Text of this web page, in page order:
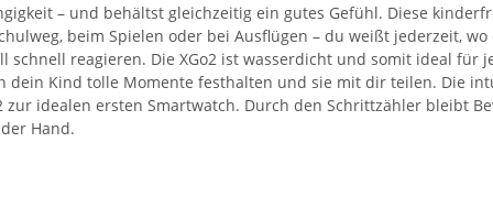
– und behältst gleichzeitig ein gutes Gefühl. Diese
beim Spielen oder bei Ausflügen – du weißt jederzeit,
reagieren. Die XGo2 ist wasserdicht und somit ideal für
Kind tolle Momente festhalten und sie mit dir teilen. Die
idealen ersten Smartwatch. Durch den Schrittzähler bleibt
Hand.